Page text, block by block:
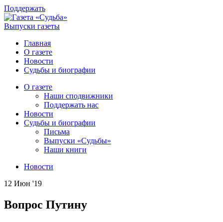
Поддержать
Выпуски газеты
Главная
О газете
Новости
Судьбы и биографии
О газете
Наши сподвижники
Поддержать нас
Новости
Судьбы и биографии
Письма
Выпуски «Судьбы»
Наши книги
Новости
12 Июн '19
Вопрос Путину